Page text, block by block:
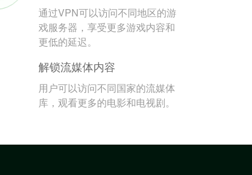
通过VPN可以访问不同地区的游
戏服务器，享受更多游戏内容和
更低的延迟。
解锁流媒体内容
用户可以访问不同国家的流媒体
库，观看更多的电影和电视剧。